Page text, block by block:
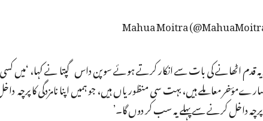
قدم اٹھانے کی بات سے انکار کرتے ہوئے سوپن داس گپتا نے کہا،
معاملے ہیں، بہت سی منظوریاں ہیں، جو ہمیں اپنا نامزدگی کا
داخل کرنے سے پہلے یہ سب کر دوں گا۔’